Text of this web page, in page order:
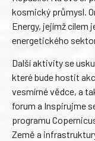
kosmický průmysl.
Energy, jejímž cílem
energetického
Další aktivity se
které bude hostit
vesmírné vědce, a
forum a Inspirujme
programu
Země a